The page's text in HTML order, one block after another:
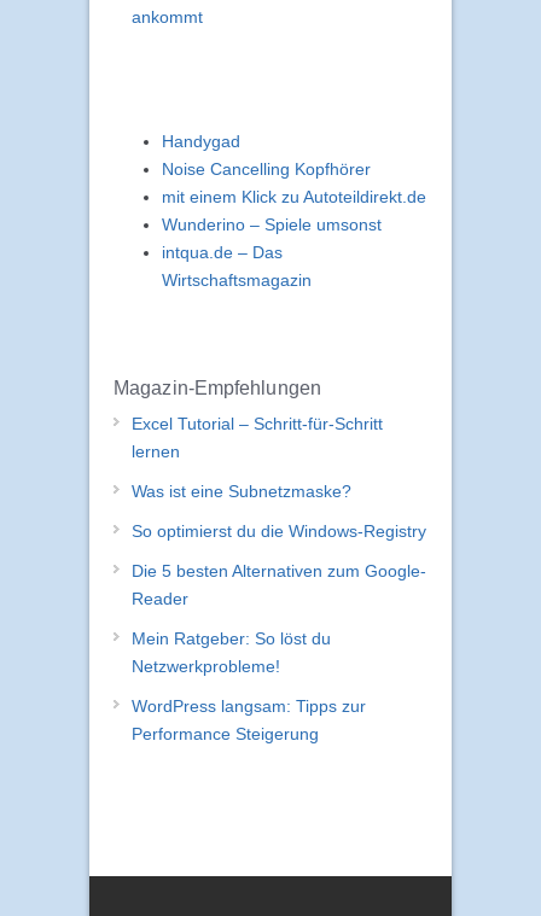
ankommt
Handygad
Noise Cancelling Kopfhörer
mit einem Klick zu Autoteildirekt.de
Wunderino – Spiele umsonst
intqua.de – Das
Wirtschaftsmagazin
Magazin-Empfehlungen
Excel Tutorial – Schritt-für-Schritt
lernen
Was ist eine Subnetzmaske?
So optimierst du die Windows-Registry
Die 5 besten Alternativen zum Google-
Reader
Mein Ratgeber: So löst du
Netzwerkprobleme!
WordPress langsam: Tipps zur
Performance Steigerung